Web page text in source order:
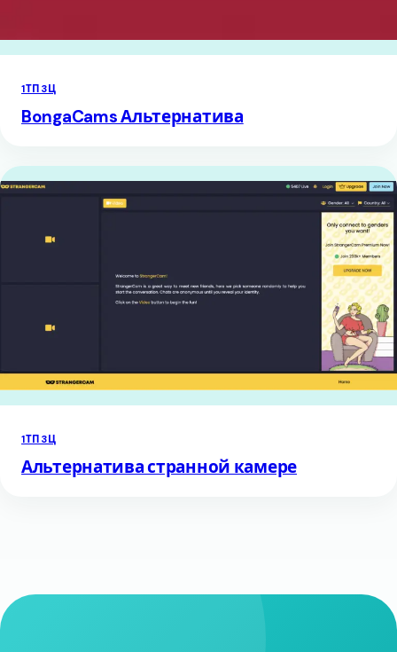
1ТП3Ц
BongaCams Альтернатива
1ТП3Ц
Альтернатива странной камере